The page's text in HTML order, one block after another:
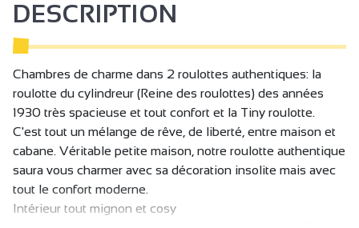
DESCRIPTION
Chambres de charme dans 2 roulottes authentiques: la
roulotte du cylindreur (Reine des roulottes) des années
1930 très spacieuse et tout confort et la Tiny roulotte.
C'est tout un mélange de rêve, de liberté, entre maison et
cabane. Véritable petite maison, notre roulotte authentique
saura vous charmer avec sa décoration insolite mais avec
tout le confort moderne.
Intérieur tout mignon et cosy